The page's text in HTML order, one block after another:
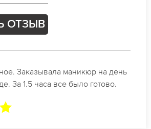
ОТЗЫВ
своего дела по
Замечательный результат. Буду